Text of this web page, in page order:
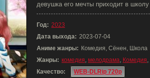
девушка его мечты приходит в школу
Год: 2023
Дата выхода: 2023-07-04
Аниме жанры: Комедия, Сёнен, Школа
Жанры: комедия, мелодрама, Комедия,
Качество:
WEB-DLRip 720p